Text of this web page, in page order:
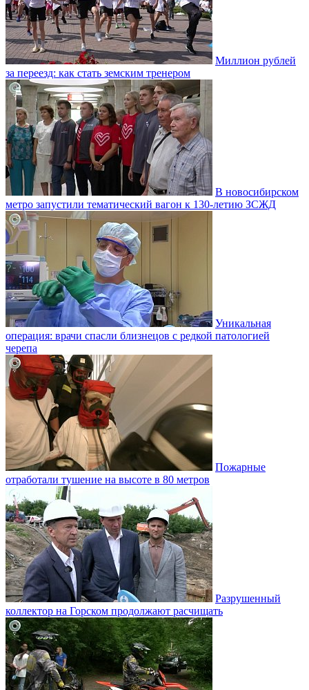
Миллион рублей
за переезд: как стать земским тренером
В новосибирском
метро запустили тематический вагон к 130-летию ЗСЖД
Уникальная
операция: врачи спасли близнецов с редкой патологией
черепа
Пожарные
отработали тушение на высоте в 80 метров
Разрушенный
коллектор на Горском продолжают расчищать